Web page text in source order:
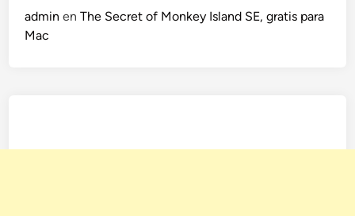
admin enThe Secret of Monkey Island SE, gratis para
Mac